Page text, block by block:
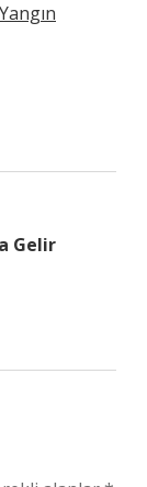
Gelir